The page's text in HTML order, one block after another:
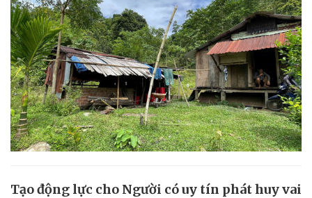
Tạo động lực cho Người có uy tín phát huy vai